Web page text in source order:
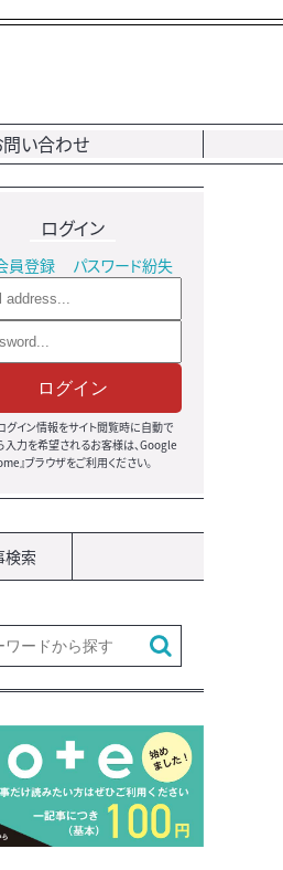
問い合わせ
ログイン
員登録 パスワード紛失
ログイン
グイン情報をサイト閲覧時に自動で
入力を希望されるお客様は、Google
』ブラウザをご利用ください。
検索